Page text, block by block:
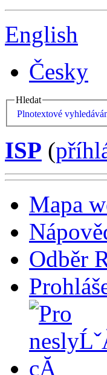
English
Česky
Hledat
Plnotextové
ISP (
Mapa
Odběr